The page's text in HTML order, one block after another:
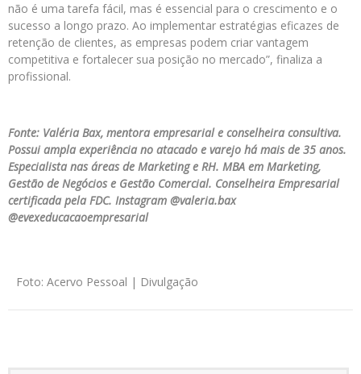
não é uma tarefa fácil, mas é essencial para o crescimento e o
sucesso a longo prazo. Ao implementar estratégias eficazes de
retenção de clientes, as empresas podem criar vantagem
competitiva e fortalecer sua posição no mercado”, finaliza a
profissional.
Fonte: Valéria Bax, mentora empresarial e conselheira consultiva.
Possui ampla experiência no atacado e varejo há mais de 35 anos.
Especialista nas áreas de Marketing e RH. MBA em Marketing,
Gestão de Negócios e Gestão Comercial. Conselheira Empresarial
certificada pela FDC. Instagram @valeria.bax
@evexeducacaoempresarial
Foto: Acervo Pessoal | Divulgação